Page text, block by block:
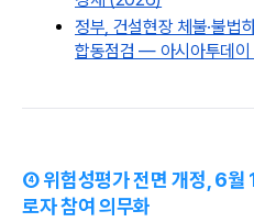
정부, 건설현장 체불·불
합동점검 — 아시아투데
④ 위험성평가 전면 개정, 6월
로자 참여 의무화